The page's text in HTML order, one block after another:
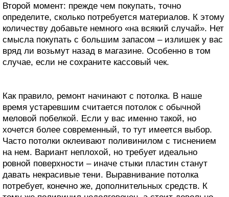
Второй момент: прежде чем покупать, точно
определите, сколько потребуется материалов. К этому
количеству добавьте немного «на всякий случай». Нет
смысла покупать с большим запасом – излишек у вас
вряд ли возьмут назад в магазине. Особенно в том
случае, если не сохраните кассовый чек.
Как правило, ремонт начинают с потолка. В наше
время устаревшим считается потолок с обычной
меловой побелкой. Если у вас именно такой, но
хочется более современный, то тут имеется выбор.
Часто потолки оклеивают поливинилом с тиснением
на нем. Вариант неплохой, но требует идеально
ровной поверхности – иначе стыки пластин станут
давать некрасивые тени. Выравнивание потолка
потребует, конечно же, дополнительных средств. К